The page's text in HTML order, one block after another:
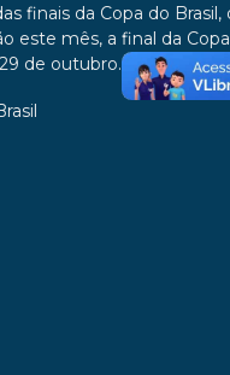
finais da Copa do
este mês, a final da
de outubro.